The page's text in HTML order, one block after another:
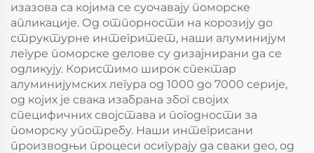
изазова са којима се суочавају поморске
апликације. Од отпорности на корозију до
структурне интегритет, наши алуминијум
легуре поморске делове су дизајнирани да се
одликују. Користимо широк спектар
алуминијумских легура од 1000 до 7000 серије,
од којих је свака изабрана због својих
специфичних својстава и погодности за
поморску употребу. Наши интегрисани
производњи процеси осигурају да сваки део, од